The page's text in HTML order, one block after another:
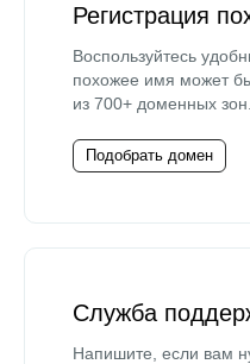
Регистрация
Воспользуйтесь
похожее имя может
из 700+ доменных зон.
Подобрать домен
Служба
Напишите, если вам